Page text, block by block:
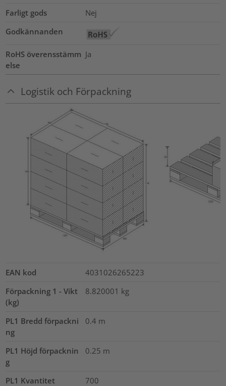
Farligt gods
Nej
Godkännanden
RoHS överensstämm
else
Ja
Logistik och Förpackning
EAN kod
4031026265223
Förpackning 1 - Vikt
(kg)
8.820001 kg
PL1 Bredd förpackni
ng
0.4 m
PL1 Höjd förpacknin
g
0.25 m
PL1 Kvantitet
700